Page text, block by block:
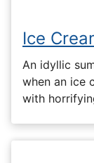
Ice
An idyllic
when an ice
with